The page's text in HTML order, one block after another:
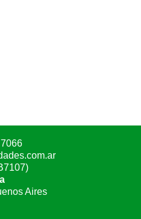
Aires